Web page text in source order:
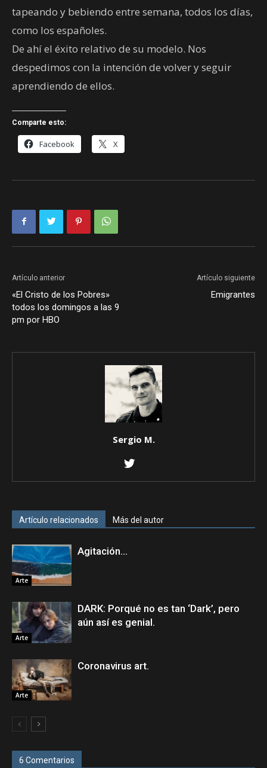
tapeando y bebiendo entre semana, todos los días,
como los españoles.
De ahí el éxito relativo de su modelo. Nos
despedimos con la intención de volver y seguir
aprendiendo de ellos.
Comparte esto:
Facebook X
Artículo anterior
«El Cristo de los Pobres»
todos los domingos a las 9
pm por HBO
Artículo siguiente
Emigrantes
Sergio M.
Artículo relacionados Más del autor
Arte
Agitación…
Arte
DARK: Porqué no es tan ‘Dark’, pero
aún así es genial.
Arte
Coronavirus art.
6 Comentarios